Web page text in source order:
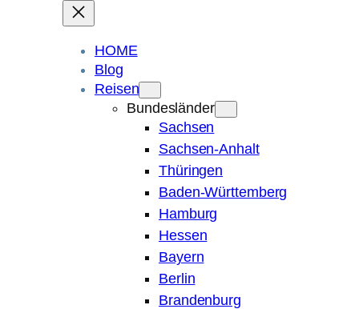
HOME
Blog
Reisen
Bundesländer
Sachsen
Sachsen-Anhalt
Thüringen
Baden-Württemberg
Hamburg
Hessen
Bayern
Berlin
Brandenburg